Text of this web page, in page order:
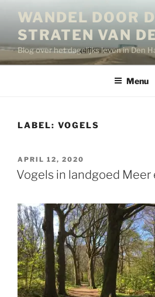
inhoud
WANDEL DOOR
STRATEN VAN
Blog over het dagelijks leven in Den
Menu
LABEL: VOGELS
GEPLAATST
OP
APRIL 12, 2020
Vogels in landgoed Meer